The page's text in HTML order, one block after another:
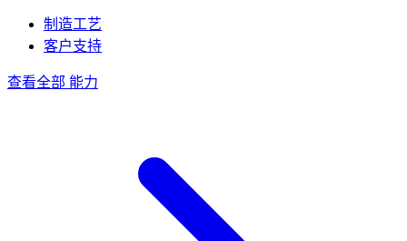
制造工艺
客户支持
查看全部 能力